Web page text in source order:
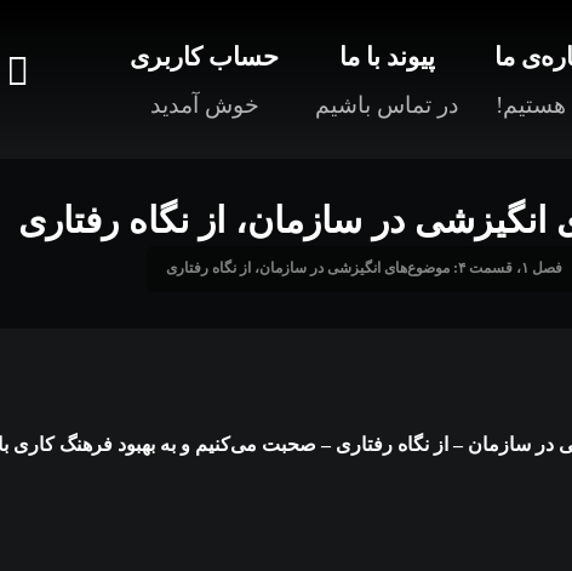
ما پیوند با ما
در تماس باشیم
حساب کاربری
خوش آمدید
فصل ۱، قسمت ۴: موضوع‌های انگیزشی در سازمان، از نگاه رفتاری
سازمان – از نگاه رفتاری – صحبت می‌کنیم و به بهبود فرهنگ کاری